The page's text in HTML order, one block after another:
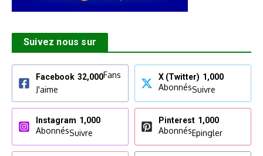
Suivez nous sur
Facebook 32,000Fans
J'aime
X (Twitter) 1,000
AbonnésSuivre
Instagram 1,000
AbonnésSuivre
Pinterest 1,000
AbonnésEpingler